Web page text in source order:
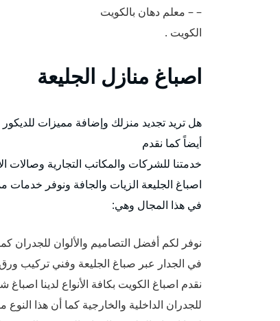
– – معلم دهان بالكويت
الكويت .
اصباغ منازل الجليعة
هل تريد تجديد منزلك وإضافة مميزات
أيضاً كما نقدم
خدمتنا للشركات والمكاتب التجارية وصالات
اصباغ الجليعة الزيات والجافة ونوفر
في هذا المجال وهي:
نوفر لكم أفضل التصاميم والألوان للجدران
في الجدار عبر صباغ الجليعة وفني تركيب
نقدم اصباغ الكويت بكافة الأنواع لدينا
للجدران الداخلية والخارجية كما أن هذا